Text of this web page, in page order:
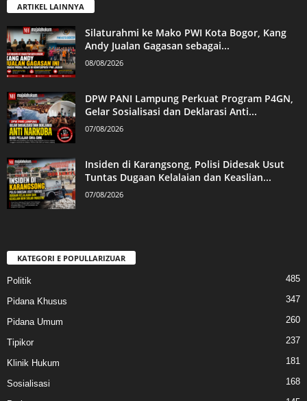
ARTIKEL LAINNYA
Silaturahmi ke Mako PWI Kota Bogor, Kang
Andy Jualan Gagasan sebagai...
08/08/2026
DPW PANI Lampung Perkuat Program P4GN,
Gelar Sosialisasi dan Deklarasi Anti...
07/08/2026
Insiden di Karangsong, Polisi Didesak Usut
Tuntas Dugaan Kelalaian dan Keaslian...
07/08/2026
KATEGORI E POPULLARIZUAR
Politik 485
Pidana Khusus 347
Pidana Umum 260
Tipikor 237
Klinik Hukum 181
Sosialisasi 168